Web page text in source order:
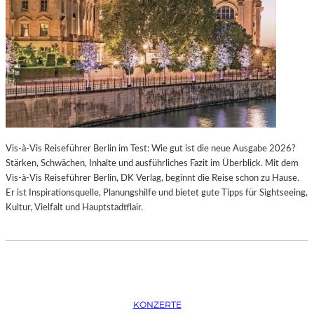
K
T
I
O
N
M
I
T
H
M
B
U
R
O
S
O
P
E
R
I
N
M
Ü
C
H
E
N
P
Vis-à-Vis Reiseführer Berlin im Test: Wie gut ist die neue Ausgabe 2026?
Stärken, Schwächen, Inhalte und ausführliches Fazit im Überblick. Mit dem
Vis-à-Vis Reiseführer Berlin, DK Verlag, beginnt die Reise schon zu Hause.
Er ist Inspirationsquelle, Planungshilfe und bietet gute Tipps für Sightseeing,
Kultur, Vielfalt und Hauptstadtflair.
KONZERTE